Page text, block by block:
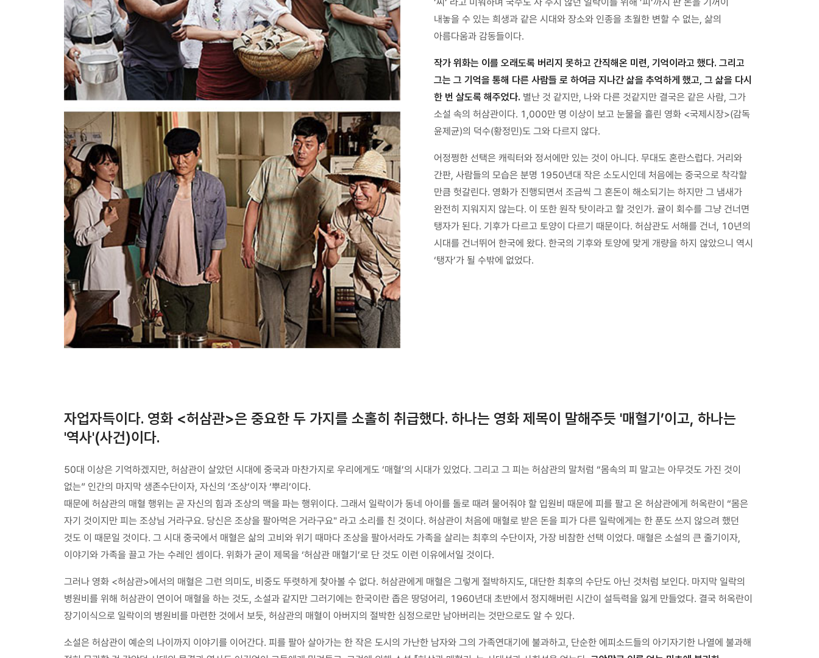
내놓을 수 있는 희생과 같은 시대와 장소와 인종을 초월한 변할 수 없는, 삶의
아름다움과 감동들이다.
작가 위화는 이를 오래도록 버리지 못하고 간직해온 미련, 기억이라고 했다. 그리고
그는 그 기억을 통해 다른 사람들 로 하여금 지나간 삶을 추억하게 했고, 그 삶을 다시
한 번 살도록 해주었다. 별난 것 같지만, 나와 다른 것같지만 결국은 같은 사람, 그가
소설 속의 허삼관이다. 1,000만 명 이상이 보고 눈물을 흘린 영화 <국제시장>(감독
윤제균)의 덕수(황정민)도 그와 다르지 않다.
어정쩡한 선택은 캐릭터와 정서에만 있는 것이 아니다. 무대도 혼란스럽다. 거리와
간판, 사람들의 모습은 분명 1950년대 작은 소도시인데 처음에는 중국으로 착각할
만큼 헛갈린다. 영화가 진행되면서 조금씩 그 혼돈이 해소되기는 하지만 그 냄새가
완전히 지워지지 않는다. 이 또한 원작 탓이라고 할 것인가. 귤이 회수를 그냥 건너면
탱자가 된다. 기후가 다르고 토양이 다르기 때문이다. 허삼관도 서해를 건너, 10년의
시대를 건너뛰어 한국에 왔다. 한국의 기후와 토양에 맞게 개량을 하지 않았으니 역시
‘탱자’가 될 수밖에 없었다.
자업자득이다. 영화 <허삼관>은 중요한 두 가지를 소홀히 취급했다. 하나는 영화 제목이 말해주듯 '매혈기’이고, 하나는
'역사'(사건)이다.
50대 이상은 기억하겠지만, 허삼관이 살았던 시대에 중국과 마찬가지로 우리에게도 ‘매혈’의 시대가 있었다. 그리고 그 피는 허삼관의 말처럼 “몸속의 피 말고는 아무것도 가진 것이
없는” 인간의 마지막 생존수단이자, 자신의 ‘조상’이자 ‘뿌리’이다.
때문에 허삼관의 매혈 행위는 곧 자신의 힘과 조상의 맥을 파는 행위이다. 그래서 일락이가 동네 아이를 돌로 때려 물어줘야 할 입원비 때문에 피를 팔고 온 허삼관에게 허옥란이 “몸은
자기 것이지만 피는 조상님 거라구요. 당신은 조상을 팔아먹은 거라구요" 라고 소리를 친 것이다. 허삼관이 처음에 매혈로 받은 돈을 피가 다른 일락에게는 한 푼도 쓰지 않으려 했던
것도 이 때문일 것이다. 그 시대 중국에서 매혈은 삶의 고비와 위기 때마다 조상을 팔아서라도 가족을 살리는 최후의 수단이자, 가장 비참한 선택 이었다. 매혈은 소설의 큰 줄기이자,
이야기와 가족을 끌고 가는 수레인 셈이다. 위화가 굳이 제목을 ‘허삼관 매혈기’로 단 것도 이런 이유에서일 것이다.
그러나 영화 <허삼관>에서의 매혈은 그런 의미도, 비중도 뚜렷하게 찾아볼 수 없다. 허삼관에게 매혈은 그렇게 절박하지도, 대단한 최후의 수단도 아닌 것처럼 보인다. 마지막 일락의
병원비를 위해 허삼관이 연이어 매혈을 하는 것도, 소설과 같지만 그러기에는 한국이란 좁은 땅덩어리, 1960년대 초반에서 정지해버린 시간이 설득력을 잃게 만들었다. 결국 허옥란이
장기이식으로 일락이의 병원비를 마련한 것에서 보듯, 허삼관의 매혈이 아버지의 절박한 심정으로만 남아버리는 것만으로도 알 수 있다.
소설은 허삼관이 예순의 나이까지 이야기를 이어간다. 피를 팔아 살아가는 한 작은 도시의 가난한 남자와 그의 가족연대기에 불과하고, 단순한 에피소드들의 아기자기한 나열에 불과해